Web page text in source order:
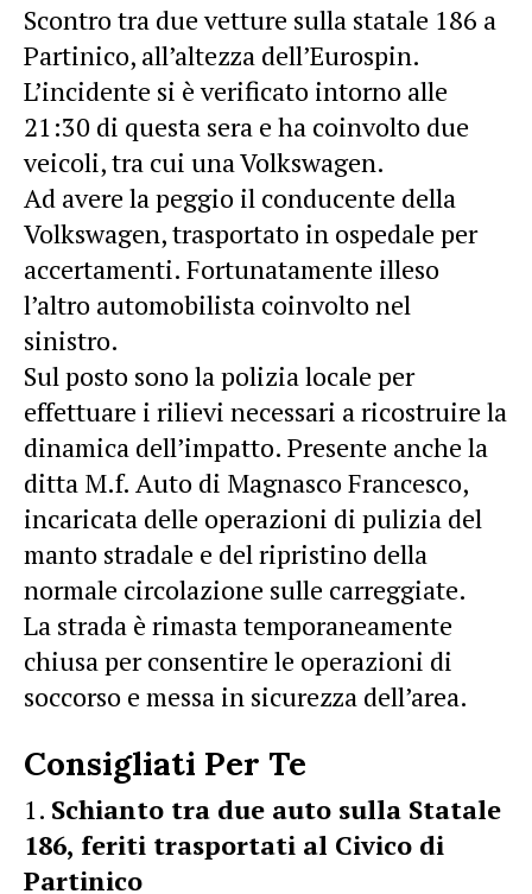
Scontro tra due vetture sulla statale 186 a
Partinico, all’altezza dell’Eurospin.
L’incidente si è verificato intorno alle
21:30 di questa sera e ha coinvolto due
veicoli, tra cui una Volkswagen.
Ad avere la peggio il conducente della
Volkswagen, trasportato in ospedale per
accertamenti. Fortunatamente illeso
l’altro automobilista coinvolto nel
sinistro.
Sul posto sono la polizia locale per
effettuare i rilievi necessari a ricostruire la
dinamica dell’impatto. Presente anche la
ditta M.f. Auto di Magnasco Francesco,
incaricata delle operazioni di pulizia del
manto stradale e del ripristino della
normale circolazione sulle carreggiate.
La strada è rimasta temporaneamente
chiusa per consentire le operazioni di
soccorso e messa in sicurezza dell’area.
Consigliati Per Te
Schianto tra due auto sulla Statale
186, feriti trasportati al Civico di
Partinico